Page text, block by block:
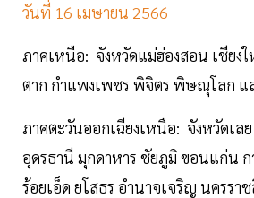
วันที่ 16 เมษายน 2566
ภาคเหนือ: จังหวัดแม่ฮ่องสอน เชียง
ตาก กำแพงเพชร พิจิตร พิษณุโลก แ
ภาคตะวันออกเฉียงเหนือ: จังหวัดเล
อุดรธานี มุกดาหาร ชัยภูมิ ขอนแก่น
ร้อยเอ็ด ยโสธร อำนาจเจริญ นครรา